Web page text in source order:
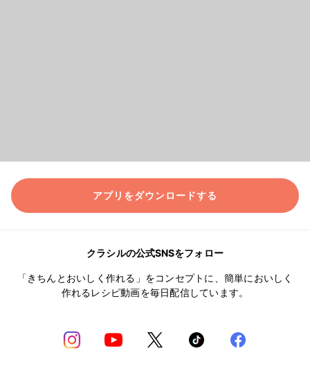
アプリをダウンロードする
クラシルの公式SNSをフォロー
「きちんとおいしく作れる」をコンセプトに、簡単においしく
作れるレシピ動画を毎日配信しています。